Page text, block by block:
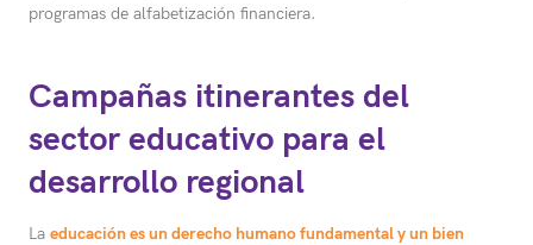
programas de alfabetización financiera.
Campañas itinerantes del
sector educativo para el
desarrollo regional
La educación es un derecho humano fundamental y un bien